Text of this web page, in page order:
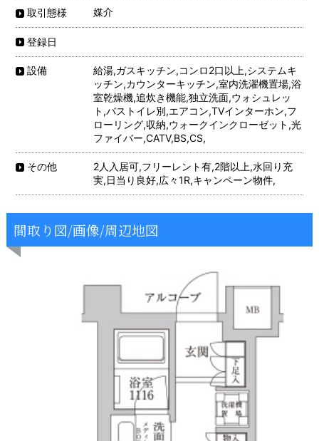
取引態様 媒介
登録日
設備
給湯,ガスキッチン,コンロ2口以上,システムキ
ッチン,カウンターキッチン,室内洗濯機置場,浴
室乾燥機,追炊き機能,独立洗面,ウォシュレッ
ト,バストイレ別,エアコン,TVインターホン,フ
ローリング,収納,ウォークインクローゼット,光
ファイバー,CATV,BS,CS,
その他
2人入居可,フリーレント有,2階以上,水回り充
実,日当り良好,広々1R,キャンペーン物件,
間取り図/画像/周辺地図